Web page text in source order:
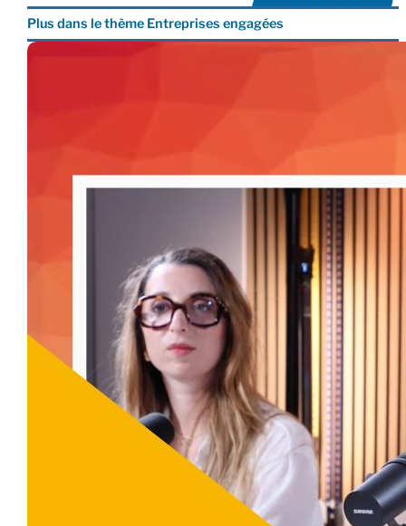
Plus dans le thème Entreprises engagées